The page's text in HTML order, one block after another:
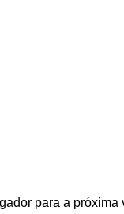
para a próxima